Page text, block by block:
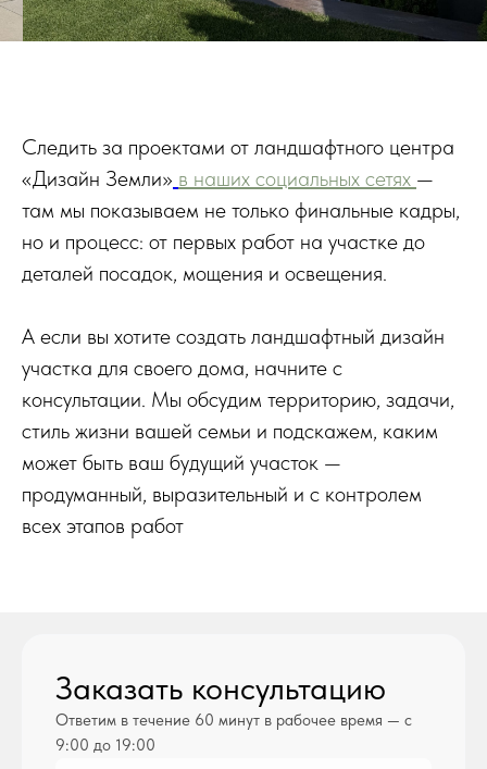
Следить за проектами от ландшафтного центра
«Дизайн Земли» в наших социальных сетях —
там мы показываем не только финальные кадры,
но и процесс: от первых работ на участке до
деталей посадок, мощения и освещения.
А если вы хотите создать ландшафтный дизайн
участка для своего дома, начните с
консультации. Мы обсудим территорию, задачи,
стиль жизни вашей семьи и подскажем, каким
может быть ваш будущий участок —
продуманный, выразительный и с контролем
всех этапов работ
Заказать консультацию
Ответим в течение 60 минут в рабочее время — с
9:00 до 19:00